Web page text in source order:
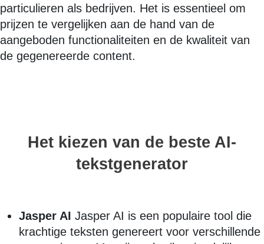
particulieren als bedrijven. Het is essentieel om
prijzen te vergelijken aan de hand van de
aangeboden functionaliteiten en de kwaliteit van
de gegenereerde content.
Het kiezen van de beste AI-
tekstgenerator
Jasper AI Jasper AI is een populaire tool die
krachtige teksten genereert voor verschillende